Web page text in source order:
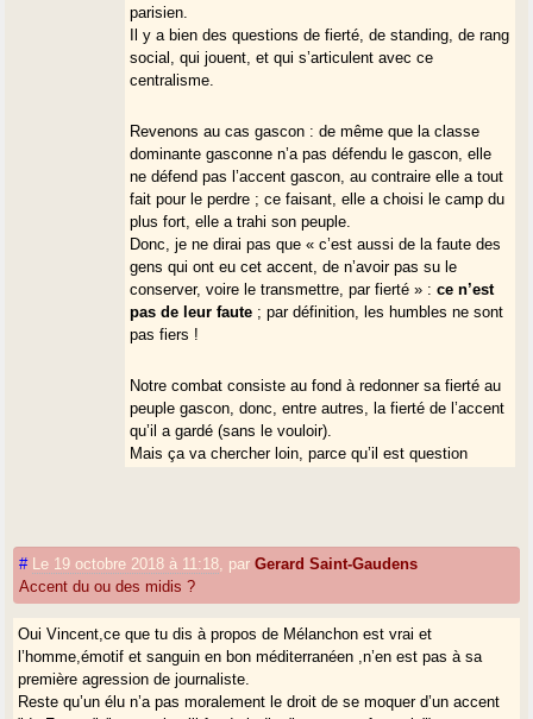
parisien.
Il y a bien des questions de fierté, de standing, de rang
social, qui jouent, et qui s’articulent avec ce
centralisme.
Revenons au cas gascon : de même que la classe
dominante gasconne n’a pas défendu le gascon, elle
ne défend pas l’accent gascon, au contraire elle a tout
fait pour le perdre ; ce faisant, elle a choisi le camp du
plus fort, elle a trahi son peuple.
Donc, je ne dirai pas que « c’est aussi de la faute des
gens qui ont eu cet accent, de n’avoir pas su le
conserver, voire le transmettre, par fierté » :ce n’est
pas de leur faute ; par définition, les humbles ne sont
pas fiers !
Notre combat consiste au fond à redonner sa fierté au
peuple gascon, donc, entre autres, la fierté de l’accent
qu’il a gardé (sans le vouloir).
Mais ça va chercher loin, parce qu’il est question
plus comme référence le standard parisien ! Et que
cette partie "arrivée" devienne la référence pour le
reste du peuple gascon... Et tous ensemble, ils
coup, je rentrerais en dissidence !
# Le 19 octobre 2018 à 11:18 parGerard Saint-Gaudens
Accent du ou des midis ?
Oui Vincent,ce que tu dis à propos de Mélanchon est vrai et
l’homme,émotif et sanguin en bon méditerranéen ,n’en est pas à sa
première agression de journaliste.
Reste qu’un élu n’a pas moralement le droit de se moquer d’un accent